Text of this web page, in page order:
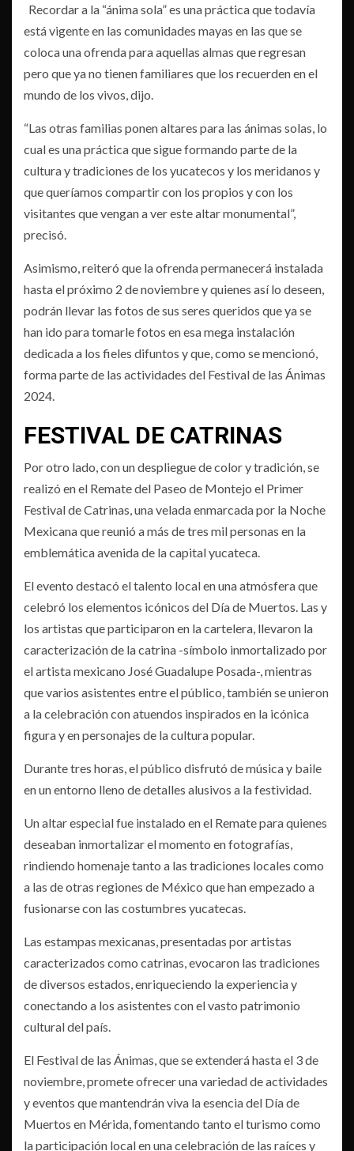
Recordar a la “ánima sola” es una práctica que todavía
está vigente en las comunidades mayas en las que se
coloca una ofrenda para aquellas almas que regresan
pero que ya no tienen familiares que los recuerden en el
mundo de los vivos, dijo.
“Las otras familias ponen altares para las ánimas solas, lo
cual es una práctica que sigue formando parte de la
cultura y tradiciones de los yucatecos y los meridanos y
que queríamos compartir con los propios y con los
visitantes que vengan a ver este altar monumental”,
precisó.
Asimismo, reiteró que la ofrenda permanecerá instalada
hasta el próximo 2 de noviembre y quienes así lo deseen,
podrán llevar las fotos de sus seres queridos que ya se
han ido para tomarle fotos en esa mega instalación
dedicada a los fieles difuntos y que, como se mencionó,
forma parte de las actividades del Festival de las Ánimas
2024.
FESTIVAL DE CATRINAS
Por otro lado, con un despliegue de color y tradición, se
realizó en el Remate del Paseo de Montejo el Primer
Festival de Catrinas, una velada enmarcada por la Noche
Mexicana que reunió a más de tres mil personas en la
emblemática avenida de la capital yucateca.
El evento destacó el talento local en una atmósfera que
celebró los elementos icónicos del Día de Muertos. Las y
los artistas que participaron en la cartelera, llevaron la
caracterización de la catrina -símbolo inmortalizado por
el artista mexicano José Guadalupe Posada-, mientras
que varios asistentes entre el público, también se unieron
a la celebración con atuendos inspirados en la icónica
figura y en personajes de la cultura popular.
Durante tres horas, el público disfrutó de música y baile
en un entorno lleno de detalles alusivos a la festividad.
Un altar especial fue instalado en el Remate para quienes
deseaban inmortalizar el momento en fotografías,
rindiendo homenaje tanto a las tradiciones locales como
a las de otras regiones de México que han empezado a
fusionarse con las costumbres yucatecas.
Las estampas mexicanas, presentadas por artistas
caracterizados como catrinas, evocaron las tradiciones
de diversos estados, enriqueciendo la experiencia y
conectando a los asistentes con el vasto patrimonio
cultural del país.
El Festival de las Ánimas, que se extenderá hasta el 3 de
noviembre, promete ofrecer una variedad de actividades
y eventos que mantendrán viva la esencia del Día de
Muertos en Mérida, fomentando tanto el turismo como
la participación local en una celebración de las raíces y